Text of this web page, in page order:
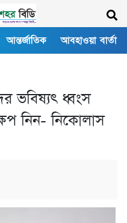
আন্তর্জাতিক আবহাওয়া বার্তা
ভবিষ্যৎ ধ্বংস
নিন- নিকোলাস